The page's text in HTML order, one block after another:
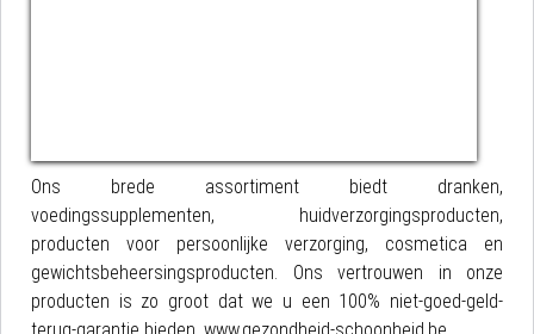
Ons brede assortiment biedt dranken,
voedingssupplementen, huidverzorgingsproducten,
producten voor persoonlijke verzorging, cosmetica en
gewichtsbeheersingsproducten. Ons vertrouwen in onze
producten is zo groot dat we u een 100% niet-goed-geld-